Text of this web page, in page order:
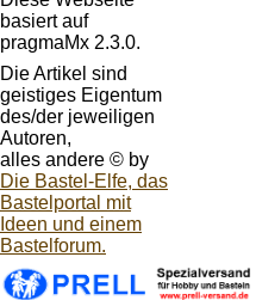
basiert auf
pragmaMx 2.3.0.
Die Artikel sind
geistiges Eigentum
des/der jeweiligen
Autoren,
alles andere © by
Die Bastel-Elfe, das
Bastelportal mit
Ideen und einem
Bastelforum.